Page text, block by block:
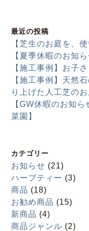
最近の投稿
【芝生のお庭を、
【夏季休暇のお知ら
【施工事例】お子
【施工事例】天然
り上げた人工芝のお
【GW休暇のお知
菜園】
カテゴリー
お知らせ (21)
ハーブティー (3)
商品 (18)
お勧め商品 (15)
新商品 (4)
商品ジャンル (2)